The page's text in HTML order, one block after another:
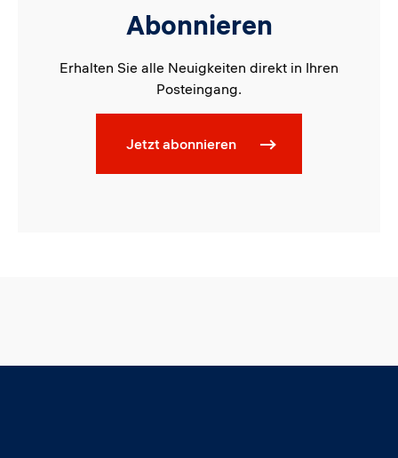
Abonnieren
Erhalten Sie alle Neuigkeiten direkt in Ihren
Posteingang.
Jetzt abonnieren